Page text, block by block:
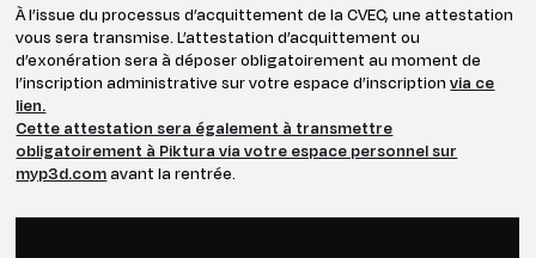
À l’issue du processus d’acquittement de la CVEC, une attestation
vous sera transmise. L’attestation d’acquittement ou
d’exonération sera à déposer obligatoirement au moment de
l’inscription administrative sur votre espace d’inscriptionvia ce
lien.
Cette attestation sera également à transmettre
obligatoirement à Piktura via votre espace personnel sur
myp3d.comavant la rentrée.